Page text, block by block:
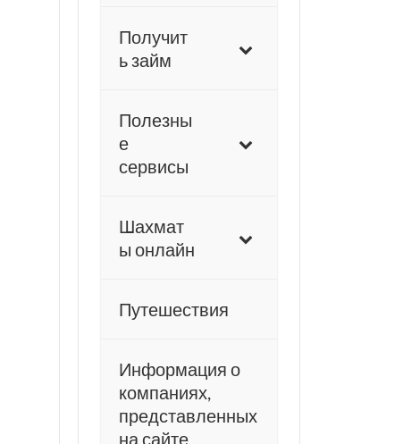
Получит
ь займ
Полезны
е
сервисы
Шахмат
ы онлайн
Путешествия
Информация о
компаниях,
представленных
на сайте